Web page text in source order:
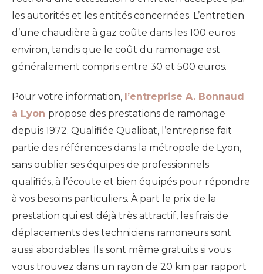
les autorités et les entités concernées. L’entretien
d’une chaudière à gaz coûte dans les 100 euros
environ, tandis que le coût du ramonage est
généralement compris entre 30 et 500 euros.
Pour votre information, l’entreprise A. Bonnaud
à Lyon propose des prestations de ramonage
depuis 1972. Qualifiée Qualibat, l’entreprise fait
partie des références dans la métropole de Lyon,
sans oublier ses équipes de professionnels
qualifiés, à l’écoute et bien équipés pour répondre
à vos besoins particuliers. À part le prix de la
prestation qui est déjà très attractif, les frais de
déplacements des techniciens ramoneurs sont
aussi abordables. Ils sont même gratuits si vous
vous trouvez dans un rayon de 20 km par rapport